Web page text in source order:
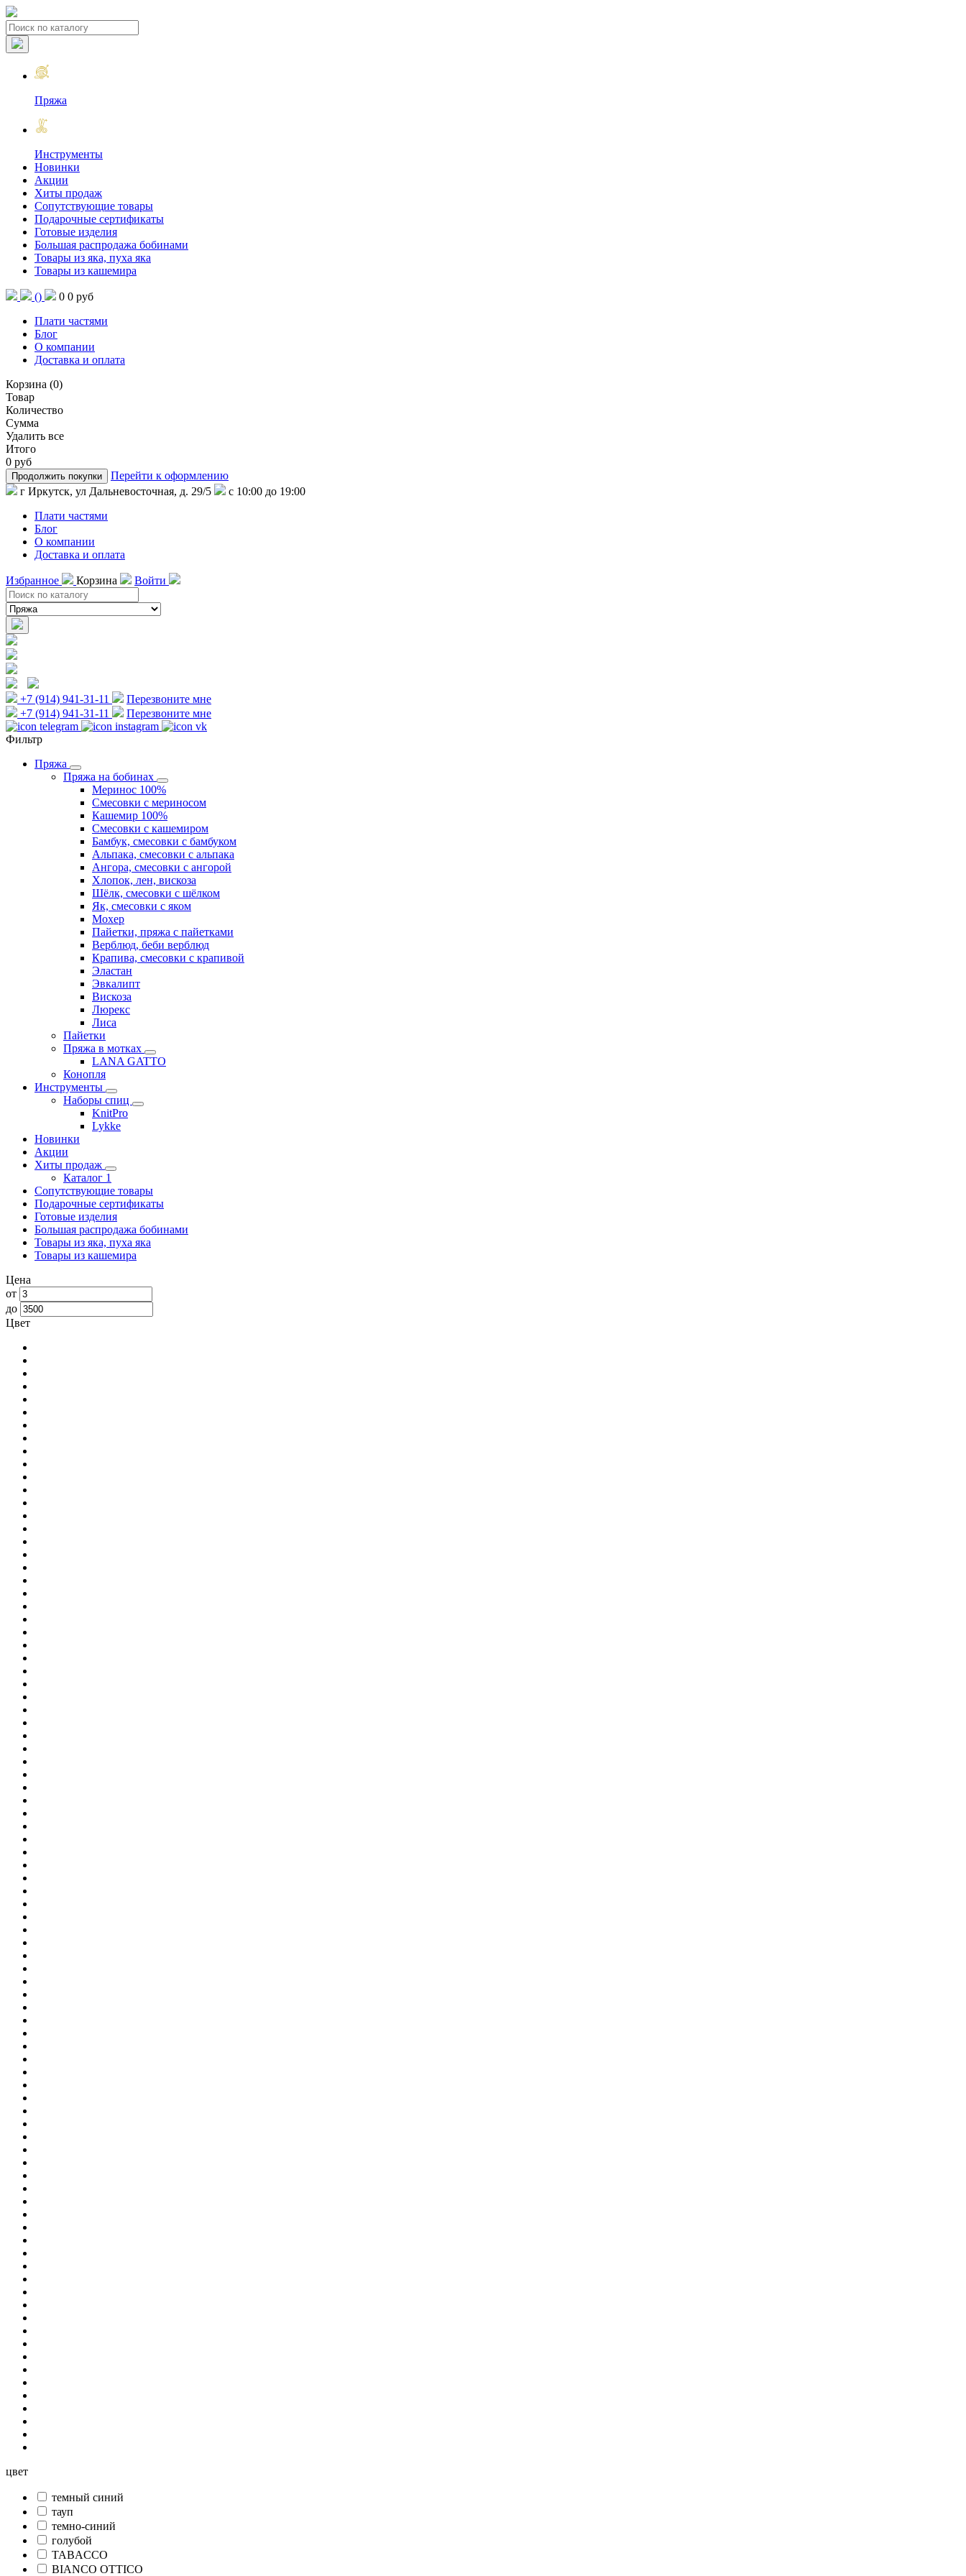
Пряжа
Инструменты
Новинки
Акции
Хиты продаж
Сопутствующие товары
Подарочные сертификаты
Готовые изделия
Большая распродажа бобинами
Товары из яка, пуха яка
Товары из кашемира
() 0 0 руб
Плати частями
Блог
О компании
Доставка и оплата
Корзина (0)
Товар
Количество
Сумма
Удалить все
Итого
0 руб
Продолжить покупки
Перейти к оформлению
г Иркутск, ул Дальневосточная, д. 29/5
с 10:00 до 19:00
Плати частями
Блог
О компании
Доставка и оплата
Избранное Корзина Войти
+7 (914) 941-31-11
Перезвоните мне
+7 (914) 941-31-11
Перезвоните мне
Фильтр
Пряжа
Пряжа на бобинах
Меринос 100%
Смесовки с мериносом
Кашемир 100%
Смесовки с кашемиром
Бамбук, смесовки с бамбуком
Альпака, смесовки с альпака
Ангора, смесовки с ангорой
Хлопок, лен, вискоза
Шёлк, смесовки с шёлком
Як, смесовки с яком
Мохер
Пайетки, пряжа с пайетками
Верблюд, беби верблюд
Крапива, смесовки с крапивой
Эластан
Эвкалипт
Вискоза
Люрекс
Лиса
Пайетки
Пряжа в мотках
LANA GATTO
Конопля
Инструменты
Наборы спиц
KnitPro
Lykke
Новинки
Акции
Хиты продаж
Каталог 1
Сопутствующие товары
Подарочные сертификаты
Готовые изделия
Большая распродажа бобинами
Товары из яка, пуха яка
Товары из кашемира
Цена
от
до
Цвет
цвет
темный синий
тауп
темно-синий
голубой
TABACCO
BIANCO OTTICO